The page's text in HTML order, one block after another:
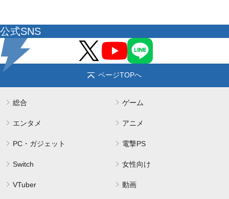
公式SNS
ページTOPへ
総合 ゲーム
エンタメ アニメ
PC・ガジェット 電撃PS
Switch 女性向け
VTuber 動画